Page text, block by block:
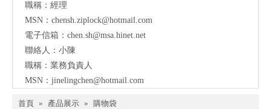
職稱：經理
MSN： chensh.ziplock@hotmail.com
電子信箱： chen.sh@msa.hinet.net
聯絡人：小陳
職稱：業務負責人
MSN： jinelingchen@hotmail.com
首頁 » 產品展示 » 購物袋